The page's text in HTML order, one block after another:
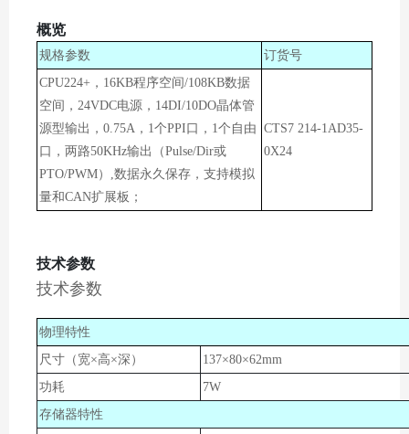
概览
规格参数
订货号
CPU224+，16KB程序空间/108KB数据
空间，24VDC电源，14DI/10DO晶体管
源型输出，0.75A，1个PPI口，1个自由
口，两路50KHz输出（Pulse/Dir或
PTO/PWM）,数据永久保存，支持模拟
量和CAN扩展板；
CTS7 214-1AD35-
0X24
技术参数
技术参数
物理特性
尺寸（宽×高×深）
137×80×62mm
功耗
7W
存储器特性